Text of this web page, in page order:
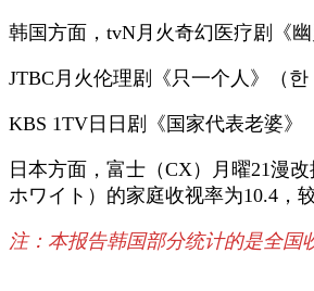
韩国方面，tvN月火奇幻医疗剧《
JTBC月火伦理剧《只一个人》（
KBS 1TV日日剧《国家代表老婆》
日本方面，富士（CX）月曜21漫
ホワイト）的家庭收视率为10.4，
注：本报告韩国部分统计的是全国